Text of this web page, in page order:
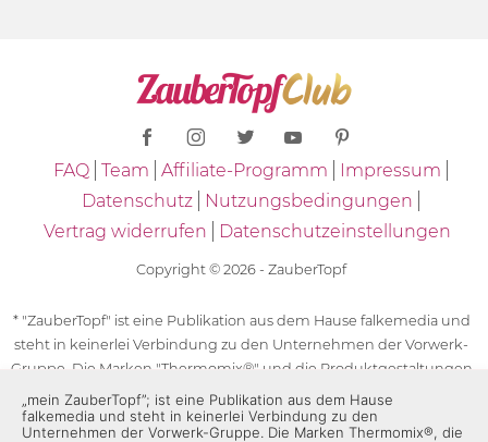
FAQ Team Affiliate-Programm
Impressum
Datenschutz
Nutzungsbedingungen
Vertrag widerrufen
Datenschutzeinstellungen
Copyright © 2026 - ZauberTopf
* "ZauberTopf" ist eine Publikation aus dem Hause falkemedia und
steht in keinerlei Verbindung zu den Unternehmen der Vorwerk-
Gruppe. Die Marken "Thermomix®" und die Produktgestaltungen
des "Thermomix®" sind eingetragene Marken der Unternehmen
der Vorwerk-Gruppe. Die Marken Thermomix®, die Zeichen TM5®,
„mein ZauberTopf”; ist eine Publikation aus dem Hause
falkemedia und steht in keinerlei Verbindung zu den
Unternehmen der Vorwerk-Gruppe. Die Marken Thermomix®, die